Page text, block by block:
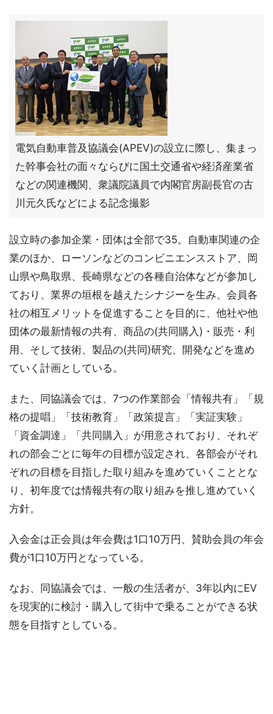
電気自動車普及協議会(APEV)の設立に際し、集まっ
た幹事会社の面々ならびに国土交通省や経済産業省
などの関連機関、衆議院議員で内閣官房副長官の古
川元久氏などによる記念撮影
設立時の参加企業・団体は全部で35。自動車関連の企
業のほか、ローソンなどのコンビニエンスストア、岡
山県や鳥取県、長崎県などの各種自治体などが参加し
ており、業界の垣根を越えたシナジーを生み、会員各
社の相互メリットを促進することを目的に、他社や他
団体の最新情報の共有、商品の(共同購入)・販売・利
用、そして技術、製品の(共同)研究、開発などを進め
ていく計画としている。
また、同協議会では、7つの作業部会「情報共有」「規
格の提唱」「技術教育」「政策提言」「実証実験」
「資金調達」「共同購入」が用意されており、それぞ
れの部会ごとに毎年の目標が設定され、各部会がそれ
ぞれの目標を目指した取り組みを進めていくこととな
り、初年度では情報共有の取り組みを推し進めていく
方針。
入会金は正会員は年会費は1口10万円、賛助会員の年会
費が1口10万円となっている。
なお、同協議会では、一般の生活者が、3年以内にEV
を現実的に検討・購入して街中で乗ることができる状
態を目指すとしている。